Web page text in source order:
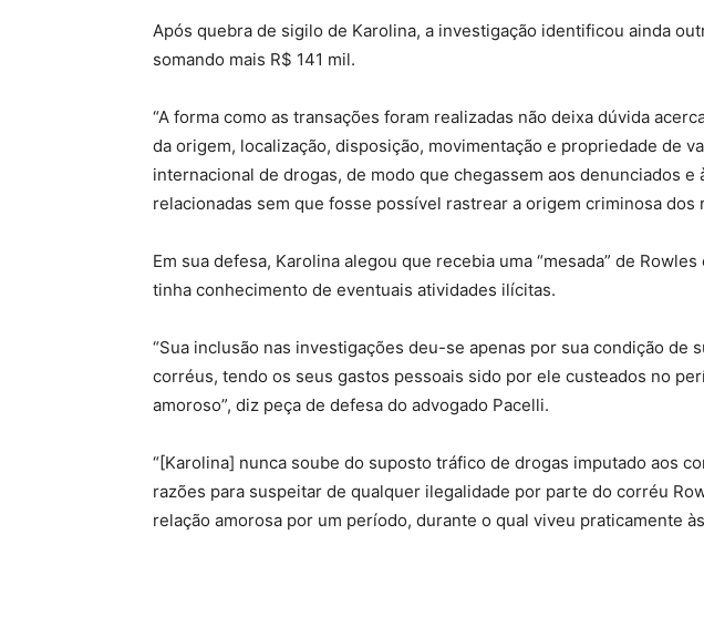
Após quebra de sigilo de Karolina, a investigação identificou ainda
somando mais R$ 141 mil.
“A forma como as transações foram realizadas não deixa dúvida
da origem, localização, disposição, movimentação e propriedade de
internacional de drogas, de modo que chegassem aos denunciados e
relacionadas sem que fosse possível rastrear a origem criminosa dos
Em sua defesa, Karolina alegou que recebia uma “mesada” de Rowles
tinha conhecimento de eventuais atividades ilícitas.
“Sua inclusão nas investigações deu-se apenas por sua condição de
corréus, tendo os seus gastos pessoais sido por ele custeados no
amoroso”, diz peça de defesa do advogado Pacelli.
“[Karolina] nunca soube do suposto tráfico de drogas imputado aos
razões para suspeitar de qualquer ilegalidade por parte do corréu
relação amorosa por um período, durante o qual viveu praticamente